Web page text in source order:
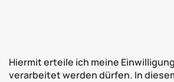
Hiermit erteile ich meine
verarbeitet werden dürfen. In